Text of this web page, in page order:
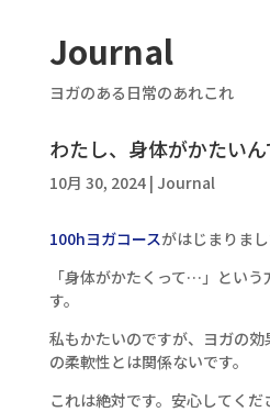
Journal
ヨガのある日常のあれこれ
わたし、身体がかたいん
10月 30, 2024| Journal
100hヨガコースがはじまりまし
「身体がかたくって…」とい
す。
私もかたいのですが、ヨガの
の柔軟性とは関係ないです。
これは絶対です。安心してくだ